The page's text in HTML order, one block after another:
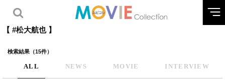
【 #松大航也 】
検索結果（15件）
ALL NEWS MOVIE INTERVIEW